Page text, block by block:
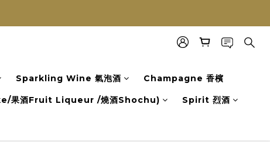
Sparkling Wine 氣泡酒 Champagne 香檳
果酒Fruit Liqueur /燒酒Shochu) Spirit 烈酒